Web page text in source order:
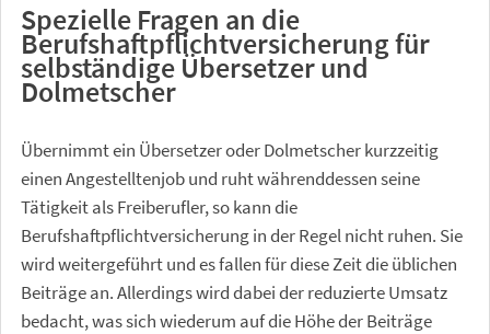
Spezielle Fragen an die
Berufshaftpflichtversicherung für
selbständige Übersetzer und
Dolmetscher
Übernimmt ein Übersetzer oder Dolmetscher kurzzeitig
einen Angestelltenjob und ruht währenddessen seine
Tätigkeit als Freiberufler, so kann die
Berufshaftpflichtversicherung in der Regel nicht ruhen. Sie
wird weitergeführt und es fallen für diese Zeit die üblichen
Beiträge an. Allerdings wird dabei der reduzierte Umsatz
bedacht, was sich wiederum auf die Höhe der Beiträge